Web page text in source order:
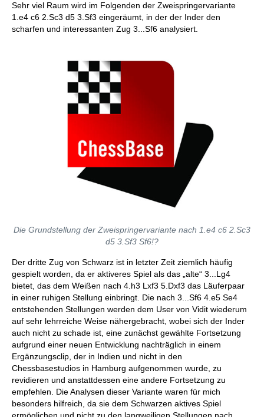
Sehr viel Raum wird im Folgenden der Zweispringervariante
1.e4 c6 2.Sc3 d5 3.Sf3 eingeräumt, in der der Inder den
scharfen und interessanten Zug 3...Sf6 analysiert.
Die Grundstellung der Zweispringervariante nach 1.e4 c6 2.Sc3
d5 3.Sf3 Sf6!?
Der dritte Zug von Schwarz ist in letzter Zeit ziemlich häufig
gespielt worden, da er aktiveres Spiel als das „alte“ 3...Lg4
bietet, das dem Weißen nach 4.h3 Lxf3 5.Dxf3 das Läuferpaar
in einer ruhigen Stellung einbringt. Die nach 3...Sf6 4.e5 Se4
entstehenden Stellungen werden dem User von Vidit wiederum
auf sehr lehrreiche Weise nähergebracht, wobei sich der Inder
auch nicht zu schade ist, eine zunächst gewählte Fortsetzung
aufgrund einer neuen Entwicklung nachträglich in einem
Ergänzungsclip, der in Indien und nicht in den
Chessbasestudios in Hamburg aufgenommen wurde, zu
revidieren und anstattdessen eine andere Fortsetzung zu
empfehlen. Die Analysen dieser Variante waren für mich
besonders hilfreich, da sie dem Schwarzen aktives Spiel